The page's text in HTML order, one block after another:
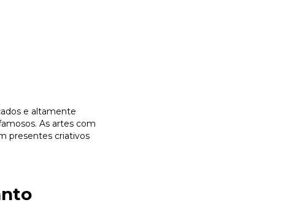
e altamente
As artes com
presentes criativos